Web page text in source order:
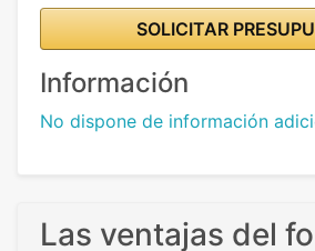
SOLICITAR
Información
No dispone de información
Las ventajas del